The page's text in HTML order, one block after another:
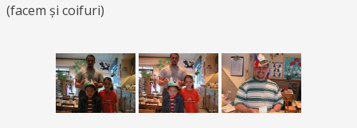
(facem și coifuri)